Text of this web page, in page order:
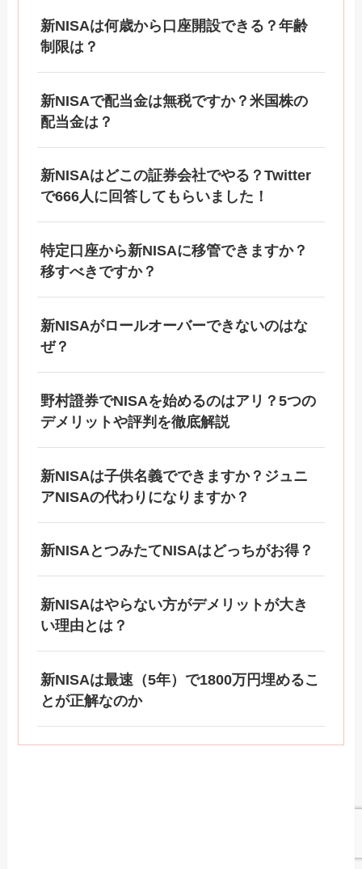
新NISAは何歳から口座開設できる？年齢
制限は？
新NISAで配当金は無税ですか？米国株の
配当金は？
新NISAはどこの証券会社でやる？Twitter
で666人に回答してもらいました！
特定口座から新NISAに移管できますか？
移すべきですか？
新NISAがロールオーバーできないのはな
ぜ？
野村證券でNISAを始めるのはアリ？5つの
デメリットや評判を徹底解説
新NISAは子供名義でできますか？ジュニ
アNISAの代わりになりますか？
新NISAとつみたてNISAはどっちがお得？
新NISAはやらない方がデメリットが大き
い理由とは？
新NISAは最速（5年）で1800万円埋めるこ
とが正解なのか